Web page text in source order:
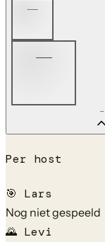
—
—
—
Per host
🎯 Lars
Nog niet gespeeld
🌄 Levi